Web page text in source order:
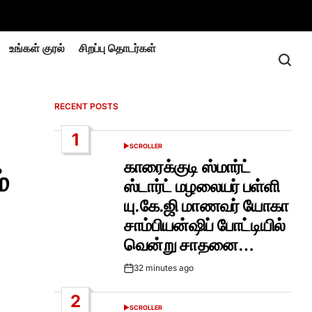
உங்கள் குரல் சிறப்பு தொடர்கள்
RECENT POSTS
1
POSTED
SCROLLER
காரைக்குடி ஸ்மார்ட்
ஸ்டார்ட் மழலையர் பள்ளி
யு.கே.ஜி மாணவர் யோகா
சாம்பியன்ஷிப் போட்டியில்
வென்று சாதனை…
Post32 minutes ago
2 SCROLLER